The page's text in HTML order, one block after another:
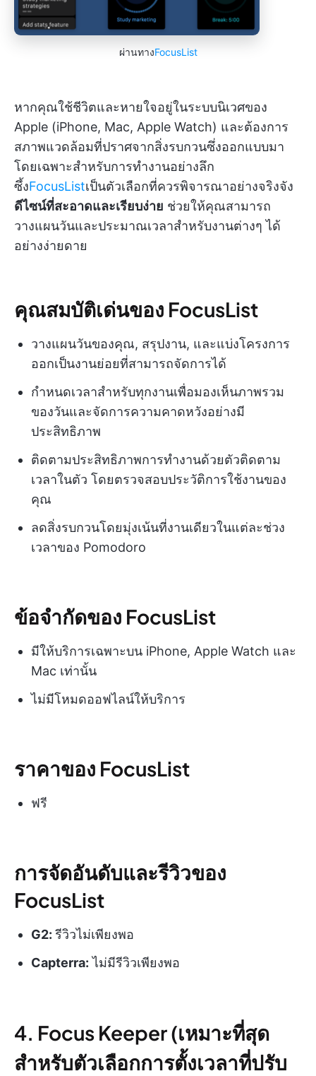
ผ่านทางFocusList
หากคุณใช้ชีวิตและหายใจอยู่ในระบบนิเวศของ
Apple (iPhone, Mac, Apple Watch) และต้องการ
สภาพแวดล้อมที่ปราศจากสิ่งรบกวนซึ่งออกแบบมา
โดยเฉพาะสำหรับการทำงานอย่างลึก
ซึ้งFocusListเป็นตัวเลือกที่ควรพิจารณาอย่างจริงจัง
ดีไซน์ที่สะอาดและเรียบง่าย ช่วยให้คุณสามารถ
วางแผนวันและประมาณเวลาสำหรับงานต่างๆ ได้
อย่างง่ายดาย
คุณสมบัติเด่นของ FocusList
วางแผนวันของคุณ, สรุปงาน, และแบ่งโครงการ
ออกเป็นงานย่อยที่สามารถจัดการได้
กำหนดเวลาสำหรับทุกงานเพื่อมองเห็นภาพรวม
ของวันและจัดการความคาดหวังอย่างมี
ประสิทธิภาพ
ติดตามประสิทธิภาพการทำงานด้วยตัวติดตาม
เวลาในตัว โดยตรวจสอบประวัติการใช้งานของ
คุณ
ลดสิ่งรบกวนโดยมุ่งเน้นที่งานเดียวในแต่ละช่วง
เวลาของ Pomodoro
ข้อจำกัดของ FocusList
มีให้บริการเฉพาะบน iPhone, Apple Watch และ
Mac เท่านั้น
ไม่มีโหมดออฟไลน์ให้บริการ
ราคาของ FocusList
ฟรี
การจัดอันดับและรีวิวของ
FocusList
G2: รีวิวไม่เพียงพอ
Capterra: ไม่มีรีวิวเพียงพอ
4. Focus Keeper (เหมาะที่สุด
สำหรับตัวเลือกการตั้งเวลาที่ปรับ